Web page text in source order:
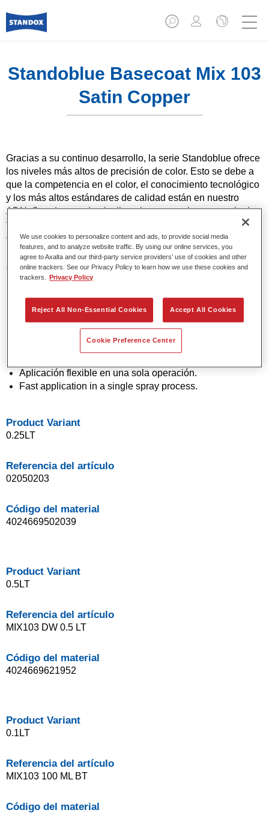
Standoblue Basecoat Mix 103
Satin Copper
Gracias a su continuo desarrollo, la serie Standoblue ofrece
los niveles más altos de precisión de color. Esto se debe a
que la competencia en el color, el conocimiento tecnológico
y los más altos estándares de calidad están en nuestro
ADN. Standox ayuda al taller a lograr excelentes resultados,
tanto en las reparaciones sencillas como en los retos más
desafiantes.
Características del producto
Colores sólidos y de efecto con tecnología de pigmento
Excepcional precisión de color.
Excelente control de moteado.
Excelentes propiedades de flujo.
Aplicación flexible en una sola operación.
Fast application in a single spray process.
Product Variant
0.25LT
Referencia del artículo
02050203
Código del material
4024669502039
Product Variant
0.5LT
Referencia del artículo
MIX103 DW 0.5 LT
Código del material
4024669621952
Product Variant
0.1LT
Referencia del artículo
MIX103 100 ML BT
Código del material
We use cookies to personalize content and ads, to provide social media
features, and to analyze website traffic. By using our online services, you
agree to Axalta and our third-party service providers’ use of cookies and other
online trackers. See our Privacy Policy to learn how we use these cookies and
trackers.
Privacy Policy
Reject All Non-Essential Cookies Accept All Cookies
Cookie Preference Center